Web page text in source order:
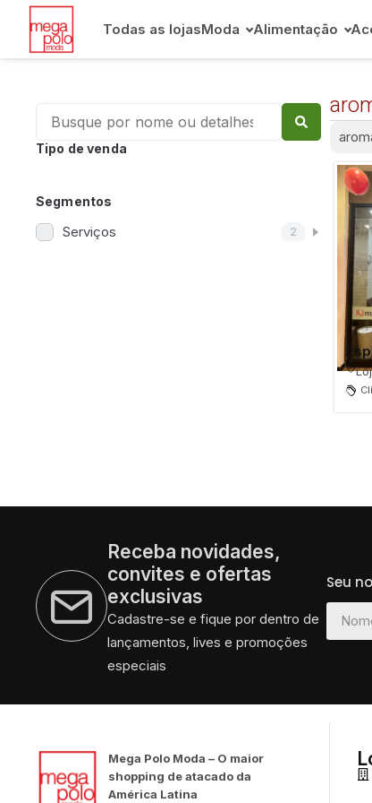
Todas as lojasModa Alimentação
Tipo de venda
Segmentos
Serviços 2
Receba novidades,
convites e ofertas
exclusivas
Cadastre-se e fique por dentro de
lançamentos, lives e promoções
especiais
Seu
Mega Polo Moda – O maior
shopping de atacado da
América Latina